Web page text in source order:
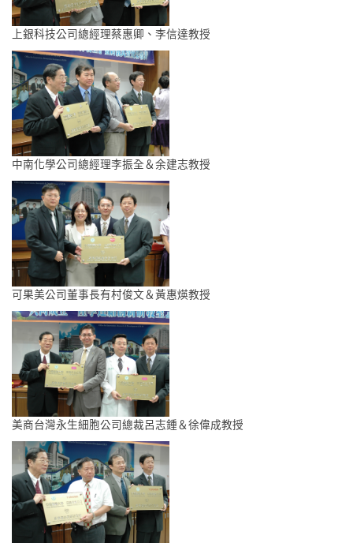
上銀科技公司總經理蔡惠卿、李信達教授
中南化學公司總經理李振全＆余建志教授
可果美公司董事長有村俊文＆黃惠煐教授
美商台灣永生細胞公司總裁呂志鍾＆徐偉成教授